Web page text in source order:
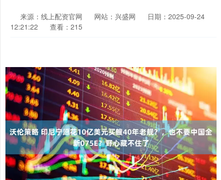
来源：线上配资官网 网站：兴盛网
日期：2025-09-24
12:21:22
查看：215